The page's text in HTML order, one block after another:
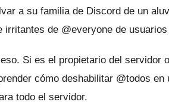
a su familia de Discord de un
de @everyone de
Si es el propietario del servidor
cómo deshabilitar @todos en
todo el servidor.